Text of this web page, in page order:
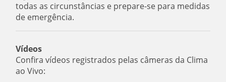
todas as circunstâncias e prepare-se para medidas
de emergência.
Vídeos
Confira vídeos registrados pelas câmeras da Clima
ao Vivo: